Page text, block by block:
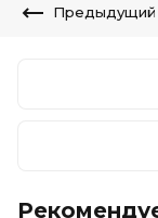
Предыдущий